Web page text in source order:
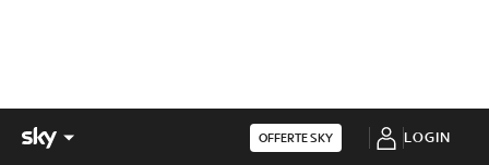
OFFERTE SKY LOGIN